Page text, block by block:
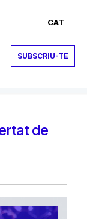
CAT
SUBSCRIU-TE
de